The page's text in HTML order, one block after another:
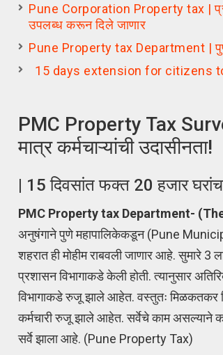
Pune Corporation Property tax |
उपलब्ध करून दिले जाणार
Pune Property tax Department | पुणे
15 days extension for citizens
PMC Property Tax Survey
मात्र कर्मचाऱ्यांची उदासीनता!
| 15 दिवसांत फक्त 20 हजार
PMC Property tax Department-
अनुषंगाने पुणे महापालिकेकडून (Pune
शहरात ही मोहीम राबवली जाणार आहे. सुमारे 3
प्रशासन विभागाकडे केली होती. त्यानुसार
विभागाकडे रुजू झाले आहेत. वस्तुतः मिळकतकर
कर्मचारी रुजू झाले आहेत. सर्वेचे काम असल्याने
सर्वे झाला आहे. (Pune Property Tax)